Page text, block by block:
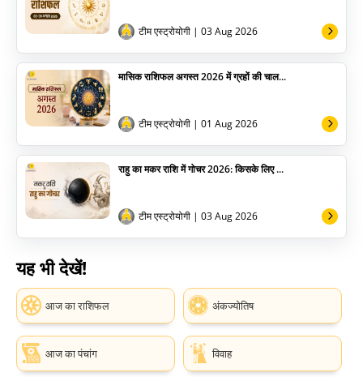
टीम एस्ट्रोयोगी | 03 Aug 2026
मासिक राशिफल अगस्त 2026 में ग्रहों की चाल...
टीम एस्ट्रोयोगी | 01 Aug 2026
राहु का मकर राशि में गोचर 2026: किसके लिए ...
टीम एस्ट्रोयोगी | 03 Aug 2026
यह भी देखें!
आज का राशिफल अंकज्योतिष
आज का पंचांग विवाह